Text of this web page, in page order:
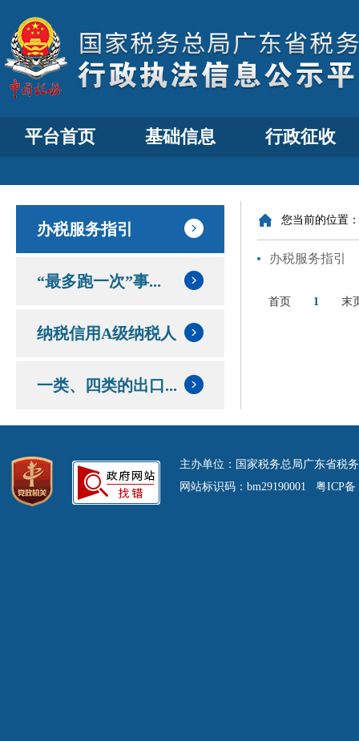
平台首页 基础信息 行政征收
办税服务指引
“最多跑一次”事...
纳税信用A级纳税人
一类、四类的出口...
您当前的位置
办税服务指引
首页 1 末
主办单位：国家税务总局广东省税
网站标识码：bm29190001 粤ICP